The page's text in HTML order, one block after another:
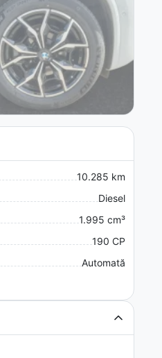
10.285 km
Diesel
1.995 cm³
190 CP
Automată